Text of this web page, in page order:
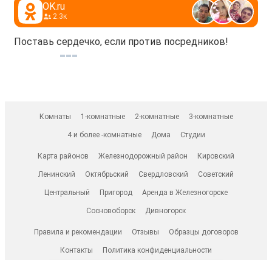
OK.ru
2.3к
Поставь сердечко, если против посредников!
Комнаты 1-комнатные 2-комнатные 3-комнатные
4 и более -комнатные Дома Студии
Карта районов Железнодорожный район Кировский
Ленинский Октябрьский Свердловский Советский
Центральный Пригород Аренда в Железногорске
Сосновоборск Дивногорск
Правила и рекомендации Отзывы Образцы договоров
Контакты Политика конфиденциальности